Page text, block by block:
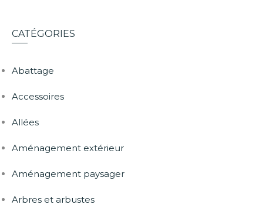
CATÉGORIES
Abattage
Accessoires
Allées
Aménagement extérieur
Aménagement paysager
Arbres et arbustes